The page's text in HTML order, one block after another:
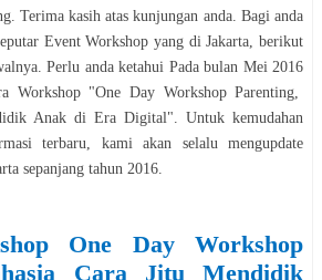
. Terima kasih atas kunjungan anda. Bagi anda
EventWorkshop yang diJakarta , berikut
Perlu anda ketahui Pada bulan Mei 2016
Workshop"One Day Workshop Parenting,
Anak di Era Digital ". Untuk kemudahan
terbaru, kami akan selalu mengupdate
sepanjang tahun 2016
One Day Workshop
Cara Jitu Mendidik